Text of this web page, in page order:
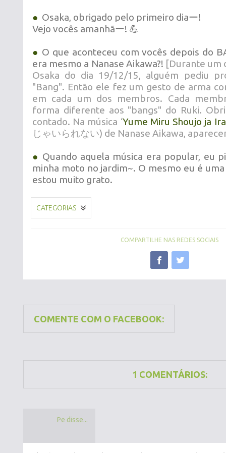
● Osaka, obrigado pelo primeiro diaー!
Vejo vocês amanhãー! 💪
● O que aconteceu com vocês depois do
era mesmo a Nanase Aikawa?! [Durante um
Osaka do dia 19/12/15, alguém pediu
"Bang". Então ele fez um gesto de arma
em cada um dos membros. Cada
forma diferente aos "bangs" do Ruki.
contado. Na música ‘Yume Miru Shoujo ja
じゃいられない) de Nanase Aikawa,
● Quando aquela música era popular, eu
minha moto no jardim~. O mesmo eu é
estou muito grato.
CATEGORIAS
COMPARTILHE NAS REDES SOCIAIS
COMENTE COM O FACEBOOK:
1 COMENTÁRIOS:
Pe disse...